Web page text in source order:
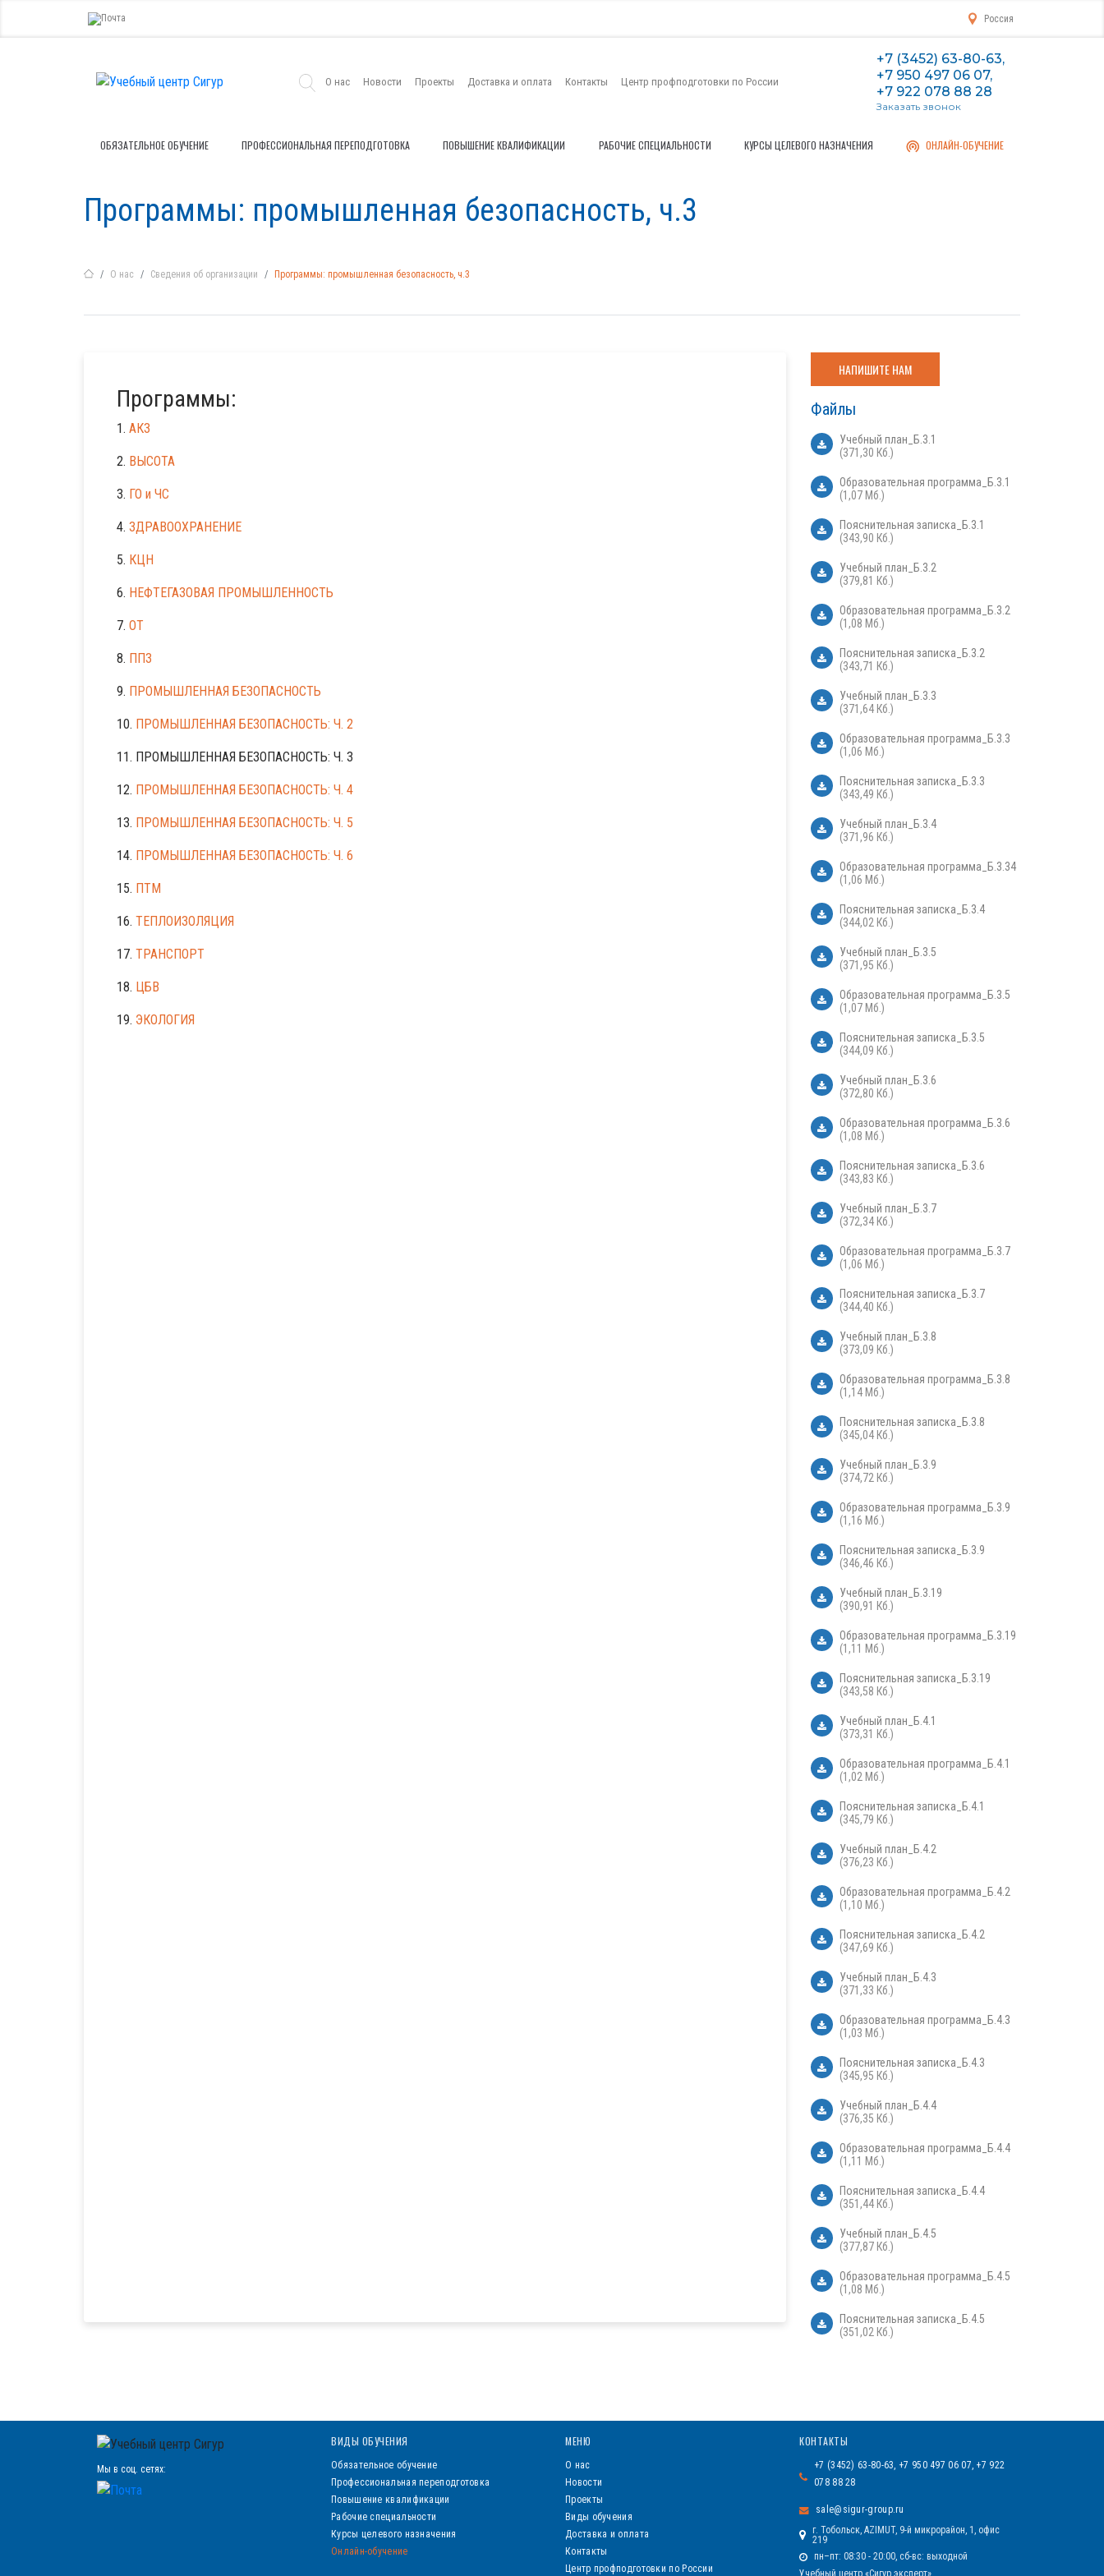
Россия
О нас Новости Проекты Доставка и оплата Контакты Центр профподготовки по России
+7 (3452) 63-80-63,
+7 950 497 06 07,
+7 922 078 88 28
Заказать звонок
ОБЯЗАТЕЛЬНОЕ ОБУЧЕНИЕ ПРОФЕССИОНАЛЬНАЯ ПЕРЕПОДГОТОВКА ПОВЫШЕНИЕ КВАЛИФИКАЦИИ РАБОЧИЕ СПЕЦИАЛЬНОСТИ КУРСЫ ЦЕЛЕВОГО НАЗНАЧЕНИЯ ОНЛАЙН-ОБУЧЕНИЕ
Программы: промышленная безопасность, ч.3
О нас Сведения об организации Программы: промышленная безопасность, ч.3
Программы:
1. АКЗ
2. ВЫСОТА
3. ГО и ЧС
4. ЗДРАВООХРАНЕНИЕ
5. КЦН
6. НЕФТЕГАЗОВАЯ ПРОМЫШЛЕННОСТЬ
7. ОТ
8. ППЗ
9. ПРОМЫШЛЕННАЯ БЕЗОПАСНОСТЬ
10. ПРОМЫШЛЕННАЯ БЕЗОПАСНОСТЬ: Ч. 2
11. ПРОМЫШЛЕННАЯ БЕЗОПАСНОСТЬ: Ч. 3
12. ПРОМЫШЛЕННАЯ БЕЗОПАСНОСТЬ: Ч. 4
13. ПРОМЫШЛЕННАЯ БЕЗОПАСНОСТЬ: Ч. 5
14. ПРОМЫШЛЕННАЯ БЕЗОПАСНОСТЬ: Ч. 6
15. ПТМ
16. ТЕПЛОИЗОЛЯЦИЯ
17. ТРАНСПОРТ
18. ЦБВ
19. ЭКОЛОГИЯ
НАПИШИТЕ НАМ
Файлы
Учебный план_Б.3.1
(371,30 Кб.)
Образовательная программа_Б.3.1
(1,07 Мб.)
Пояснительная записка_Б.3.1
(343,90 Кб.)
Учебный план_Б.3.2
(379,81 Кб.)
Образовательная программа_Б.3.2
(1,08 Мб.)
Пояснительная записка_Б.3.2
(343,71 Кб.)
Учебный план_Б.3.3
(371,64 Кб.)
Образовательная программа_Б.3.3
(1,06 Мб.)
Пояснительная записка_Б.3.3
(343,49 Кб.)
Учебный план_Б.3.4
(371,96 Кб.)
Образовательная программа_Б.3.34
(1,06 Мб.)
Пояснительная записка_Б.3.4
(344,02 Кб.)
Учебный план_Б.3.5
(371,95 Кб.)
Образовательная программа_Б.3.5
(1,07 Мб.)
Пояснительная записка_Б.3.5
(344,09 Кб.)
Учебный план_Б.3.6
(372,80 Кб.)
Образовательная программа_Б.3.6
(1,08 Мб.)
Пояснительная записка_Б.3.6
(343,83 Кб.)
Учебный план_Б.3.7
(372,34 Кб.)
Образовательная программа_Б.3.7
(1,06 Мб.)
Пояснительная записка_Б.3.7
(344,40 Кб.)
Учебный план_Б.3.8
(373,09 Кб.)
Образовательная программа_Б.3.8
(1,14 Мб.)
Пояснительная записка_Б.3.8
(345,04 Кб.)
Учебный план_Б.3.9
(374,72 Кб.)
Образовательная программа_Б.3.9
(1,16 Мб.)
Пояснительная записка_Б.3.9
(346,46 Кб.)
Учебный план_Б.3.19
(390,91 Кб.)
Образовательная программа_Б.3.19
(1,11 Мб.)
Пояснительная записка_Б.3.19
(343,58 Кб.)
Учебный план_Б.4.1
(373,31 Кб.)
Образовательная программа_Б.4.1
(1,02 Мб.)
Пояснительная записка_Б.4.1
(345,79 Кб.)
Учебный план_Б.4.2
(376,23 Кб.)
Образовательная программа_Б.4.2
(1,10 Мб.)
Пояснительная записка_Б.4.2
(347,69 Кб.)
Учебный план_Б.4.3
(371,33 Кб.)
Образовательная программа_Б.4.3
(1,03 Мб.)
Пояснительная записка_Б.4.3
(345,95 Кб.)
Учебный план_Б.4.4
(376,35 Кб.)
Образовательная программа_Б.4.4
(1,11 Мб.)
Пояснительная записка_Б.4.4
(351,44 Кб.)
Учебный план_Б.4.5
(377,87 Кб.)
Образовательная программа_Б.4.5
(1,08 Мб.)
Пояснительная записка_Б.4.5
(351,02 Кб.)
Мы в соц. сетях:
ВИДЫ ОБУЧЕНИЯ
Обязательное обучение
Профессиональная переподготовка
Повышение квалификации
Рабочие специальности
Курсы целевого назначения
Онлайн-обучение
МЕНЮ
О нас
Новости
Проекты
Виды обучения
Доставка и оплата
Контакты
Центр профподготовки по России
КОНТАКТЫ
+7 (3452) 63-80-63, +7 950 497 06 07, +7 922
078 88 28
sale@sigur-group.ru
г. Тобольск, AZIMUT, 9-й микрорайон, 1, офис
219
пн–пт: 08:30 - 20:00, сб-вс: выходной
Учебный центр «Сигур эксперт»